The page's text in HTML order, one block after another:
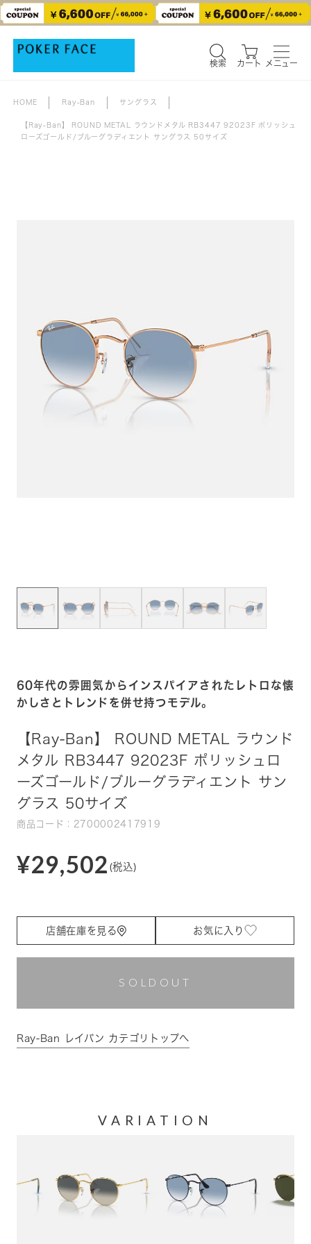
検索 カート メニュー
HOME Ray-Ban サングラス
【Ray-Ban】 ROUND METAL ラウンドメタル RB3447 92023F ポリッシュ
ローズゴールド/ブルーグラディエント サングラス 50サイズ
60年代の雰囲気からインスパイアされたレトロな懐
かしさとトレンドを併せ持つモデル。
【Ray-Ban】 ROUND METAL ラウンド
メタル RB3447 92023F ポリッシュロ
ーズゴールド/ブルーグラディエント サン
グラス 50サイズ
商品コード：2700002417919
¥29,502 (税込)
店舗在庫を見る お気に入り
SOLDOUT
Ray-Ban レイバン カテゴリトップへ
VARIATION